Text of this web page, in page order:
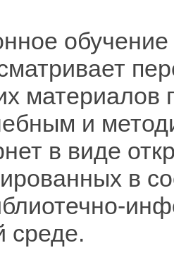
материалов
и
в виде
в
среде.